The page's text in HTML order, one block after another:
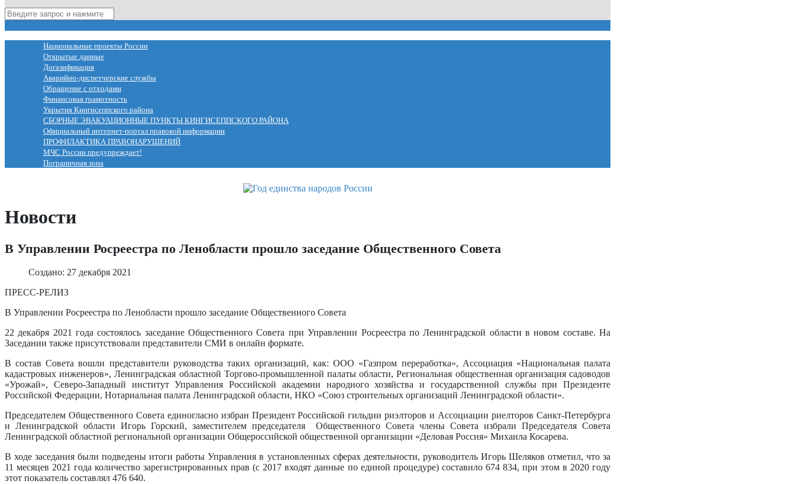
Национальные проекты России
Открытые данные
Догазификация
Аварийно-диспетчерские службы
Обращение с отходами
Финансовая грамотность
Укрытия Кингисеппского района
СБОРНЫЕ ЭВАКУАЦИОННЫЕ ПУНКТЫ КИНГИСЕППСКОГО РАЙОНА
Официальный интернет-портал правовой информации
ПРОФИЛАКТИКА ПРАВОНАРУШЕНИЙ
МЧС России предупреждает!
Пограничная зона
Новости
В Управлении Росреестра по Ленобласти прошло заседание Общественного Совета
Создано: 27 декабря 2021
ПРЕСС-РЕЛИЗ
В Управлении Росреестра по Ленобласти прошло заседание Общественного Совета
22 декабря 2021 года состоялось заседание Общественного Совета при Управлении Росреестра по Ленинградской области в новом составе. На
Заседании также присутствовали представители СМИ в онлайн формате.
В состав Совета вошли представители руководства таких организаций, как: ООО «Газпром переработка», Ассоциация «Национальная палата
кадастровых инженеров», Ленинградская областной Торгово-промышленной палаты области, Региональная общественная организация садоводов
«Урожай», Северо-Западный институт Управления Российской академии народного хозяйства и государственной службы при Президенте
Российской Федерации, Нотариальная палата Ленинградской области, НКО «Союз строительных организаций Ленинградской области».
Председателем Общественного Совета единогласно избран Президент Российской гильдии риэлторов и Ассоциации риелторов Санкт-Петербурга
и Ленинградской области Игорь Горский, заместителем председателя Общественного Совета члены Совета избрали Председателя Совета
Ленинградской областной региональной организации Общероссийской общественной организации «Деловая Россия» Михаила Косарева.
В ходе заседания были подведены итоги работы Управления в установленных сферах деятельности, руководитель Игорь Шеляков отметил, что за
11 месяцев 2021 года количество зарегистрированных прав (с 2017 входят данные по единой процедуре) составило 674 834, при этом в 2020 году
этот показатель составлял 476 640.